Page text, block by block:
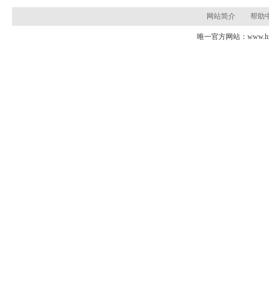
网站简介 帮助
唯一官方网站：